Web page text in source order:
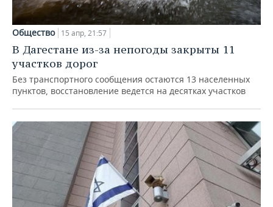
ХОККЕЙ С МЯЧОМ
ПРОИСШЕСТВИЯ
Общество 15 апр, 21:57
В Дагестане из-за непогоды закрыты 11
участков дорог
Без транспортного сообщения остаются 13 населенных
пунктов, восстановление ведется на десятках участков